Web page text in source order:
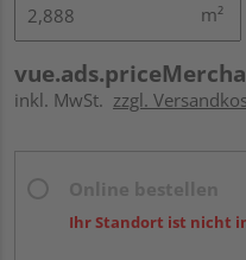
m²
inkl. MwSt. zzgl.
Ihr Standort ist nicht